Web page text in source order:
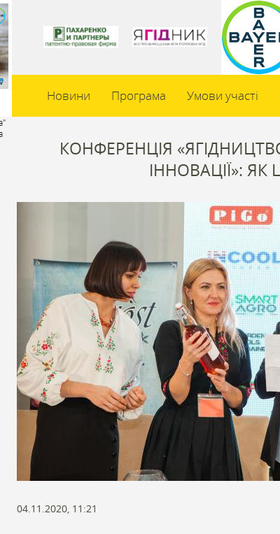
Новини Програма Умови участі
КОНФЕРЕНЦІЯ
ІННОВАЦІЇ»:
04.11.2020, 11:21